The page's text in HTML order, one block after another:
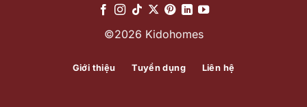
©2026 Kidohomes
Giới thiệu Tuyển dụng Liên hệ